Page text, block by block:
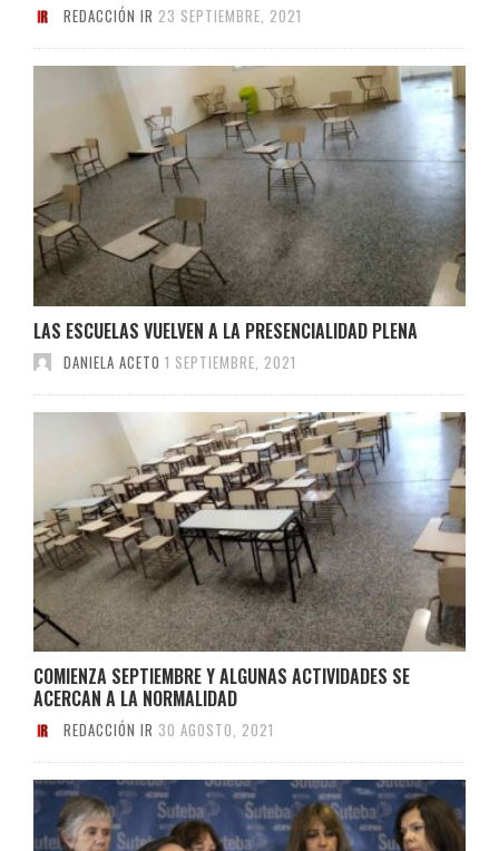
REDACCIÓN IR 23 SEPTIEMBRE, 2021
LAS ESCUELAS VUELVEN A LA PRESENCIALIDAD PLENA
DANIELA ACETO 1 SEPTIEMBRE, 2021
COMIENZA SEPTIEMBRE Y ALGUNAS ACTIVIDADES SE
ACERCAN A LA NORMALIDAD
REDACCIÓN IR 30 AGOSTO, 2021